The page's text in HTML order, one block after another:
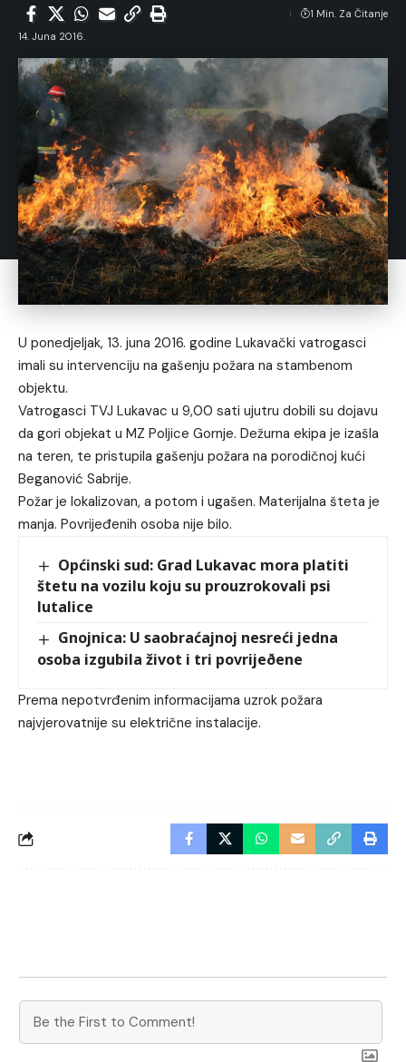
14. Juna 2016.
1 Min. Za Čitanje
U ponedjeljak, 13. juna 2016. godine Lukavački vatrogasci
imali su intervenciju na gašenju požara na stambenom
objektu.
Vatrogasci TVJ Lukavac u 9,00 sati ujutru dobili su dojavu
da gori objekat u MZ Poljice Gornje. Dežurna ekipa je izašla
na teren, te pristupila gašenju požara na porodičnoj kući
Beganović Sabrije.
Požar je lokalizovan, a potom i ugašen. Materijalna šteta je
manja. Povrijeđenih osoba nije bilo.
Općinski sud: Grad Lukavac mora platiti
štetu na vozilu koju su prouzrokovali psi
lutalice
Gnojnica: U saobraćajnoj nesreći jedna
osoba izgubila život i tri povrijeðene
Prema nepotvrđenim informacijama uzrok požara
najvjerovatnije su električne instalacije.